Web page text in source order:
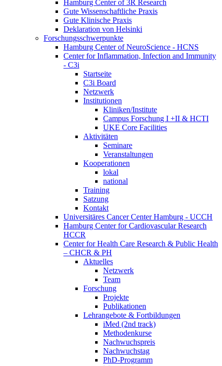
Hamburg Center of 3R Research
Gute Wissenschaftliche Praxis
Gute Klinische Praxis
Deklaration von Helsinki
Forschungsschwerpunkte
Hamburg Center of NeuroScience - HCNS
Center for Inflammation, Infection and Immunity
- C3i
Startseite
C3i Board
Netzwerk
Institutionen
Kliniken/Institute
Campus Forschung I +II & HCTI
UKE Core Facilities
Aktivitäten
Seminare
Veranstaltungen
Kooperationen
lokal
national
Training
Satzung
Kontakt
Universitäres Cancer Center Hamburg - UCCH
Hamburg Center for Cardiovascular Research
HCCR
Center for Health Care Research & Public Health
– CHCR & PH
Aktuelles
Netzwerk
Team
Forschung
Projekte
Publikationen
Lehrangebote & Fortbildungen
iMed (2nd track)
Methodenkurse
Nachwuchspreis
Nachwuchstag
PhD-Programm